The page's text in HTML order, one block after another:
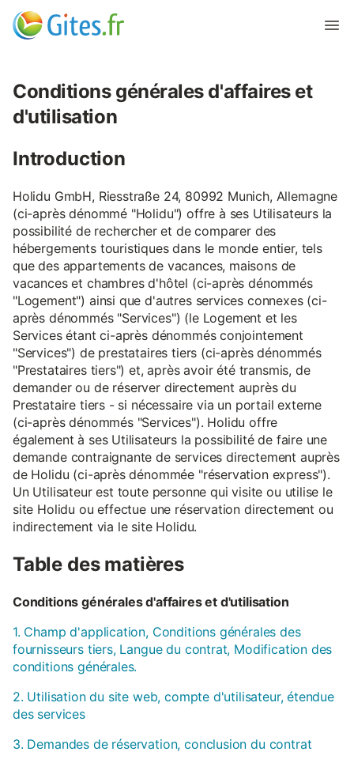
Conditions générales d'affaires et
d'utilisation
Introduction
Holidu GmbH, Riesstraße 24, 80992 Munich, Allemagne
(ci-après dénommé "Holidu") offre à ses Utilisateurs la
possibilité de rechercher et de comparer des
hébergements touristiques dans le monde entier, tels
que des appartements de vacances, maisons de
vacances et chambres d'hôtel (ci-après dénommés
"Logement") ainsi que d'autres services connexes (ci-
après dénommés "Services") (le Logement et les
Services étant ci-après dénommés conjointement
"Services") de prestataires tiers (ci-après dénommés
"Prestataires tiers") et, après avoir été transmis, de
demander ou de réserver directement auprès du
Prestataire tiers - si nécessaire via un portail externe
(ci-après dénommés "Services"). Holidu offre
également à ses Utilisateurs la possibilité de faire une
demande contraignante de services directement auprès
de Holidu (ci-après dénommée "réservation express").
Un Utilisateur est toute personne qui visite ou utilise le
site Holidu ou effectue une réservation directement ou
indirectement via le site Holidu.
Table des matières
Conditions générales d'affaires et d'utilisation
1. Champ d'application, Conditions générales des
fournisseurs tiers, Langue du contrat, Modification des
conditions générales.
2. Utilisation du site web, compte d'utilisateur, étendue
des services
3. Demandes de réservation, conclusion du contrat